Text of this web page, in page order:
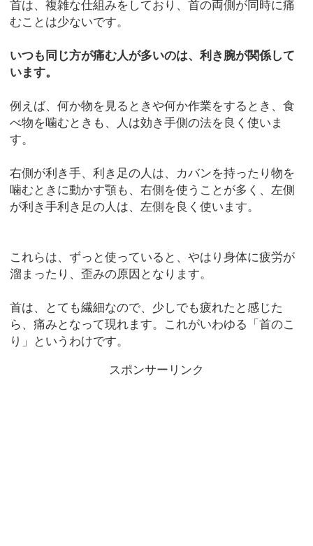
首は、複雑な仕組みをしており、首の両側が同時に痛
むことは少ないです。
いつも同じ方が痛む人が多いのは、利き腕が関係して
います。
例えば、何か物を見るときや何か作業をするとき、食
べ物を噛むときも、人は効き手側の法を良く使いま
す。
右側が利き手、利き足の人は、カバンを持ったり物を
噛むときに動かす顎も、右側を使うことが多く、左側
が利き手利き足の人は、左側を良く使います。
これらは、ずっと使っていると、やはり身体に疲労が
溜まったり、歪みの原因となります。
首は、とても繊細なので、少しでも疲れたと感じた
ら、痛みとなって現れます。これがいわゆる「首のこ
り」というわけです。
スポンサーリンク